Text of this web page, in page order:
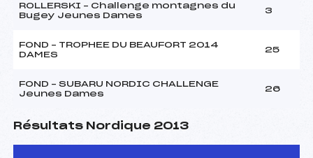
ROLLERSKI – Challenge montagnes du
Bugey Jeunes Dames
3
FOND – TROPHEE DU BEAUFORT 2014
DAMES
25
FOND – SUBARU NORDIC CHALLENGE
Jeunes Dames
26
Résultats Nordique 2013